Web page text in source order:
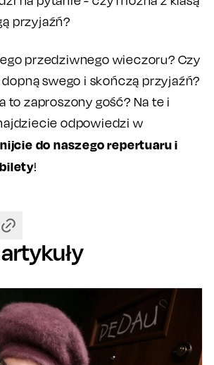
przyjaźń?
przedziwnego wieczoru? Czy
swego i skończą przyjaźń?
to zaproszony gość? Na te i
odpowiedzi w
do naszego repertuaru i
!